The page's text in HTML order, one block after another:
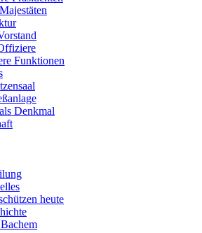
Funktionen
Denkmal
heute